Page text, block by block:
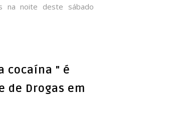
na noite deste sábado
cocaína " é
de Drogas em